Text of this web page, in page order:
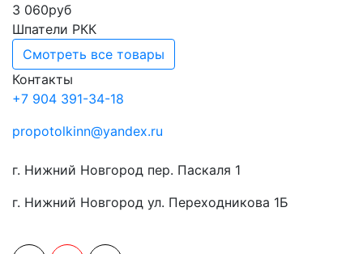
3 060руб
Шпатели РКК
Смотреть все товары
Контакты
+7 904 391-34-18
propotolkinn@yandex.ru
г. Нижний Новгород пер. Паскаля 1
г. Нижний Новгород ул. Переходникова 1Б